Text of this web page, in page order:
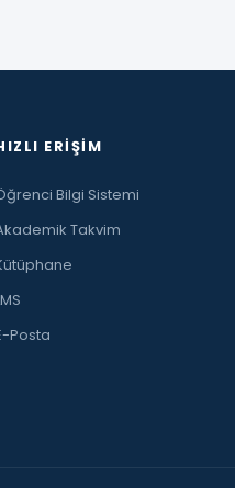
ERIŞIM
Bilgi Sistemi
Takvim
Posta